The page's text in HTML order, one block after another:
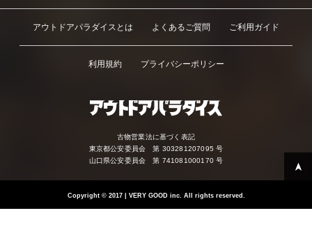
アウトドアパラダイスとは よくあるご質問 ご利用ガイド
利用規約 プライバシーポリシー
古物営業法に基づく表記
東京都公安委員会 第 303281207095 号
山口県公安委員会 第 741081000170 号
Copyright ©2017 | VERY GOOD inc. All rights reserved.